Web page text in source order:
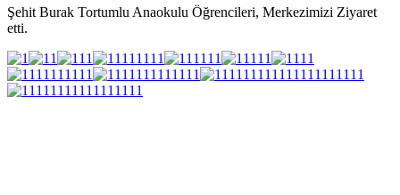
Şehit Burak Tortumlu Anaokulu Öğrencileri, Merkezimizi Ziyaret
etti.